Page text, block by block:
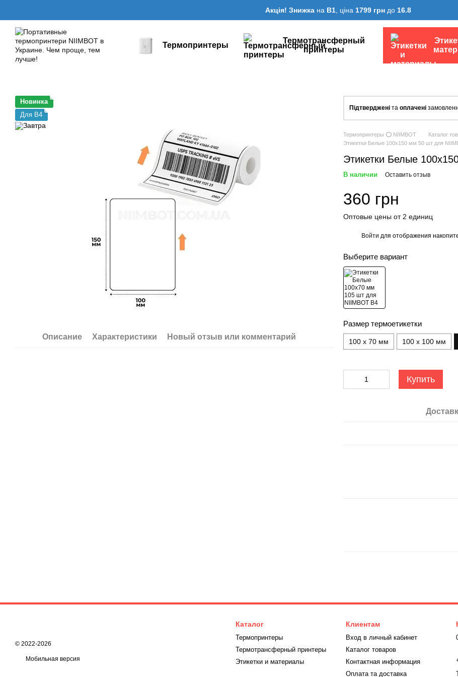
Акція! Знижка на B1 , ціна 1799 грн до 16.8
Термопринтеры
Термотрансферный
принтеры
Новинка
Для B4
Описание Характеристики Новый отзыв или комментарий
Підтверджені та оплачені
Термопринтеры ⭕ NIIMBOT Каталог
Этикетки Белые 100х150 мм 50 шт для
Этикетки Белые
В наличии
Оставить отзыв
360 грн
Оптовые цены от 2 единиц
Войти для отображения
Выберите вариант
Размер термоетикетки
100 х 70 мм 100 х 100 мм
Купить
© 2022-2026
Мобильная версия
Каталог
Термопринтеры
Термотрансферный принтеры
Этикетки и материалы
Клиентам
Вход в личный кабинет
Каталог товаров
Контактная информация
Оплата та доставка